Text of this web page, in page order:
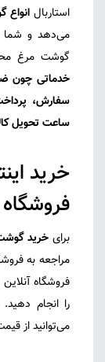
استاربالانواع
می‌دهد و شما
گوشت مرغ
خدماتی چون
سفارش،
ساعت تحویل
خرید
فروشگاه
برایخرید
مراجعه به
فروشگاه آنلاین
را انجام
می‌توانید از